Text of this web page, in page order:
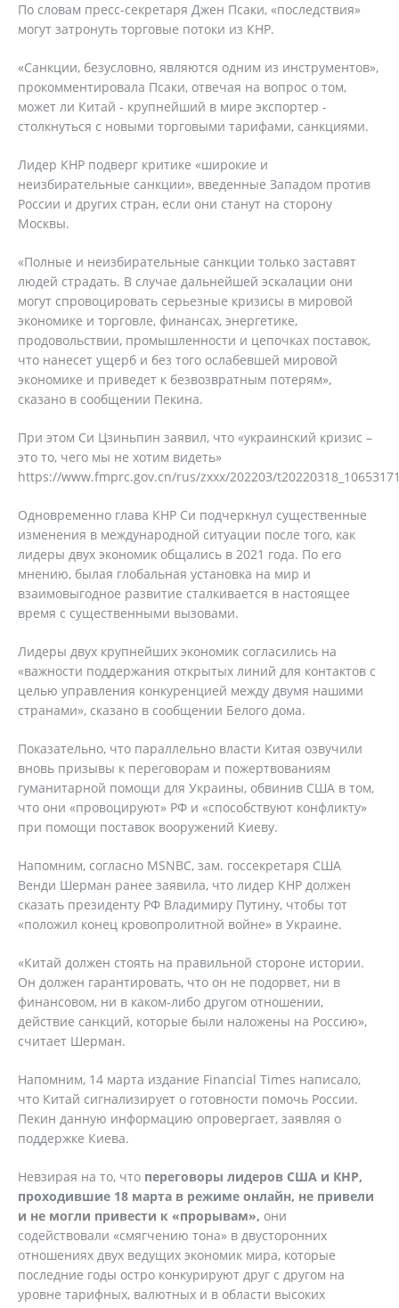
По словам пресс-секретаря Джен Псаки, «последствия»
могут затронуть торговые потоки из КНР.
«Санкции, безусловно, являются одним из инструментов»,
прокомментировала Псаки, отвечая на вопрос о том,
может ли Китай - крупнейший в мире экспортер -
столкнуться с новыми торговыми тарифами, санкциями.
Лидер КНР подверг критике «широкие и
неизбирательные санкции», введенные Западом против
России и других стран, если они станут на сторону
Москвы.
«Полные и неизбирательные санкции только заставят
людей страдать. В случае дальнейшей эскалации они
могут спровоцировать серьезные кризисы в мировой
экономике и торговле, финансах, энергетике,
продовольствии, промышленности и цепочках поставок,
что нанесет ущерб и без того ослабевшей мировой
экономике и приведет к безвозвратным потерям»,
сказано в сообщении Пекина.
При этом Си Цзиньпин заявил, что «украинский кризис –
это то, чего мы не хотим видеть»
https://www.fmprc.gov.cn/rus/zxxx/202203/
Одновременно глава КНР Си подчеркнул существенные
изменения в международной ситуации после того, как
лидеры двух экономик общались в 2021 года. По его
мнению, былая глобальная установка на мир и
взаимовыгодное развитие сталкивается в настоящее
время с существенными вызовами.
Лидеры двух крупнейших экономик согласились на
«важности поддержания открытых линий для контактов с
целью управления конкуренцией между двумя нашими
странами», сказано в сообщении Белого дома.
Показательно, что параллельно власти Китая озвучили
вновь призывы к переговорам и пожертвованиям
гуманитарной помощи для Украины, обвинив США в том,
что они «провоцируют» РФ и «способствуют конфликту»
при помощи поставок вооружений Киеву.
Напомним, согласно MSNBC, зам. госсекретаря США
Венди Шерман ранее заявила, что лидер КНР должен
сказать президенту РФ Владимиру Путину, чтобы тот
«положил конец кровопролитной войне» в Украине.
«Китай должен стоять на правильной стороне истории.
Он должен гарантировать, что он не подорвет, ни в
финансовом, ни в каком-либо другом отношении,
действие санкций, которые были наложены на Россию»,
считает Шерман.
Напомним, 14 марта издание Financial Times написало,
что Китай сигнализирует о готовности помочь России.
Пекин данную информацию опровергает, заявляя о
поддержке Киева.
Невзирая на то, что переговоры лидеров США и КНР,
проходившие 18 марта в режиме онлайн, не привели
и не могли привести к «прорывам», они
содействовали «смягчению тона» в двусторонних
отношениях двух ведущих экономик мира, которые
последние годы остро конкурируют друг с другом на
уровне тарифных, валютных и в области высоких